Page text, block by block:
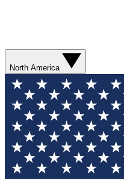
North America